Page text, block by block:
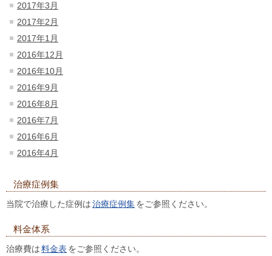
2017年3月
2017年2月
2017年1月
2016年12月
2016年10月
2016年9月
2016年8月
2016年7月
2016年6月
2016年4月
治療症例集
当院で治療した症例は治療症例集をご参照ください。
料金体系
治療費は料金表 をご参照ください。